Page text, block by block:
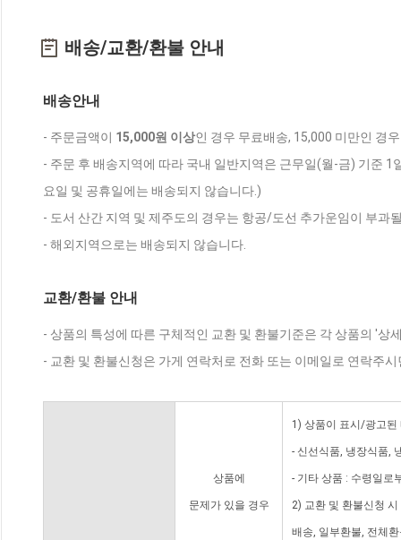
배송/교환/환불 안내
배송안내
- 주문금액이 15,000원 이상인 경우 무료배송, 15,000 미만인 경
- 주문 후 배송지역에 따라 국내 일반지역은 근무일(월-금) 기준
요일 및 공휴일에는 배송되지 않습니다.)
- 도서 산간 지역 및 제주도의 경우는 항공/도선 추가운임이 부과
- 해외지역으로는 배송되지 않습니다.
교환/환불 안내
- 상품의 특성에 따른 구체적인 교환 및 환불기준은 각 상품의 '상
- 교환 및 환불신청은 가게 연락처로 전화 또는 이메일로 연락주
상품에
문제가 있을 경우
1) 상품이 표시/광고된
- 신선식품, 냉장식품,
- 기타 상품 : 수령일로
2) 교환 및 환불신청
배송, 일부환불, 전체